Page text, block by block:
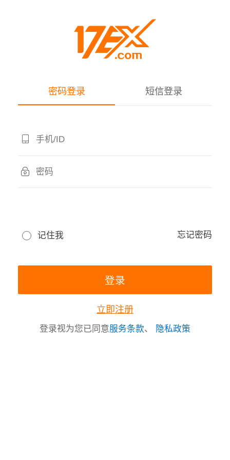
密码登录 短信登录
记住我 忘记密码
立即注册
登录视为您已同意服务条款、 隐私政策